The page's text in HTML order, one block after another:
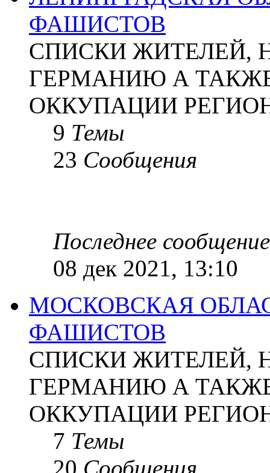
ФАШИСТОВ
СПИСКИ ЖИТЕЛЕЙ,
ГЕРМАНИЮ А
ОККУПАЦИИ
9 Темы
23 Сообщения
Последнее сообщение
08 дек 2021, 13:10
МОСКОВСКАЯ
ФАШИСТОВ
СПИСКИ ЖИТЕЛЕЙ,
ГЕРМАНИЮ А
ОККУПАЦИИ
7 Темы